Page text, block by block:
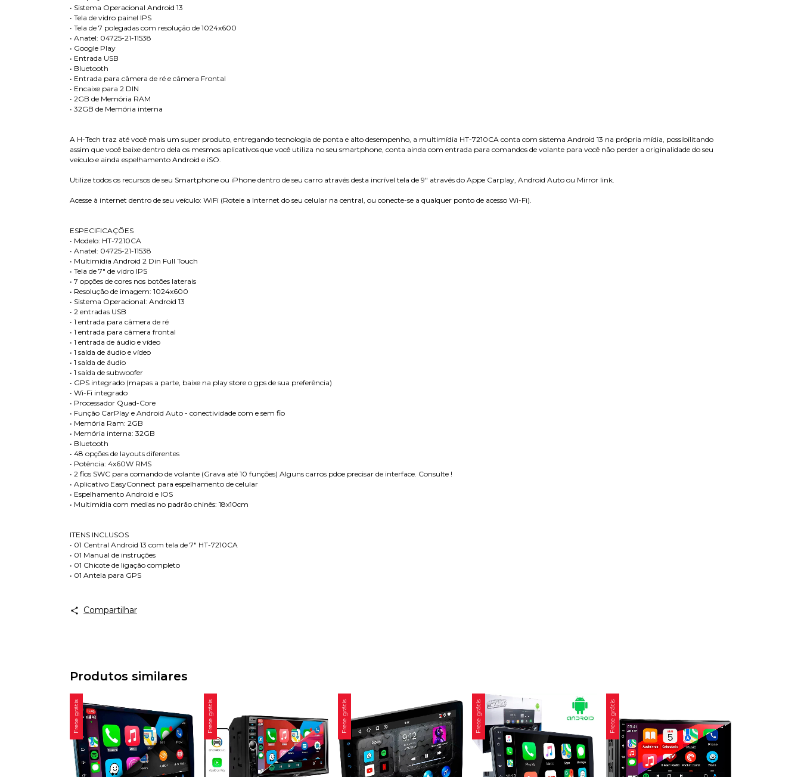
• Sistema Operacional Android 13
• Tela de vidro painel IPS
• Tela de 7 polegadas com resolução de 1024x600
• Anatel: 04725-21-11538
• Google Play
• Entrada USB
• Bluetooth
• Entrada para câmera de ré e câmera Frontal
• Encaixe para 2 DIN
• 2GB de Memória RAM
• 32GB de Memória interna
A H-Tech traz até você mais um super produto, entregando tecnologia de ponta e alto desempenho, a multimídia HT-7210CA conta com sistema Android 13 na própria mídia, possibilitando
assim que você baixe dentro dela os mesmos aplicativos que você utiliza no seu smartphone, conta ainda com entrada para comandos de volante para você não perder a originalidade do seu
veículo e ainda espelhamento Android e iSO.
Utilize todos os recursos de seu Smartphone ou iPhone dentro de seu carro através desta incrível tela de 9" através do Appe Carplay, Android Auto ou Mirror link.
Acesse à internet dentro de seu veículo: WiFi (Roteie a Internet do seu celular na central, ou conecte-se a qualquer ponto de acesso Wi-Fi).
ESPECIFICAÇÕES
• Modelo: HT-7210CA
• Anatel: 04725-21-11538
• Multimídia Android 2 Din Full Touch
• Tela de 7" de vidro IPS
• 7 opções de cores nos botões laterais
• Resolução de imagem: 1024x600
• Sistema Operacional: Android 13
• 2 entradas USB
• 1 entrada para câmera de ré
• 1 entrada para câmera frontal
• 1 entrada de áudio e vídeo
• 1 saída de áudio e vídeo
• 1 saída de áudio
• 1 saída de subwoofer
• GPS integrado (mapas a parte, baixe na play store o gps de sua preferência)
• Wi-Fi integrado
• Processador Quad-Core
• Função CarPlay e Android Auto - conectividade com e sem fio
• Memória Ram: 2GB
• Memória interna: 32GB
• Bluetooth
• 48 opções de layouts diferentes
• Potência: 4x60W RMS
• 2 fios SWC para comando de volante (Grava até 10 funções) Alguns carros pdoe precisar de interface. Consulte !
• Aplicativo EasyConnect para espelhamento de celular
• Espelhamento Android e IOS
• Multimídia com medias no padrão chinês: 18x10cm
ITENS INCLUSOS
• 01 Central Android 13 com tela de 7" HT-7210CA
• 01 Manual de instruções
• 01 Chicote de ligação completo
• 01 Antela para GPS
Compartilhar
Produtos similares
Frete grátis Frete grátis Frete grátis Frete grátis Frete grátis